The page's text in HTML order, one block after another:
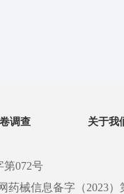
调查 关于我
第072号
械信息备字（2023）